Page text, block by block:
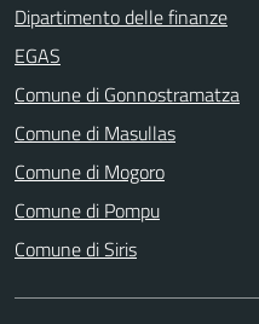
Dipartimento delle finanze
EGAS
Comune di Gonnostramatza
Comune di Masullas
Comune di Mogoro
Comune di Pompu
Comune di Siris